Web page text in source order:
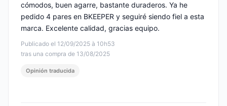
Publicado el 12/09/2025 à 10h53
tras una compra de 13/08/2025
cómodos, buen agarre, bastante duraderos. Ya he
pedido 4 pares en BKEEPER y seguiré siendo fiel a esta
marca. Excelente calidad, gracias equipo.
Opinión traducida